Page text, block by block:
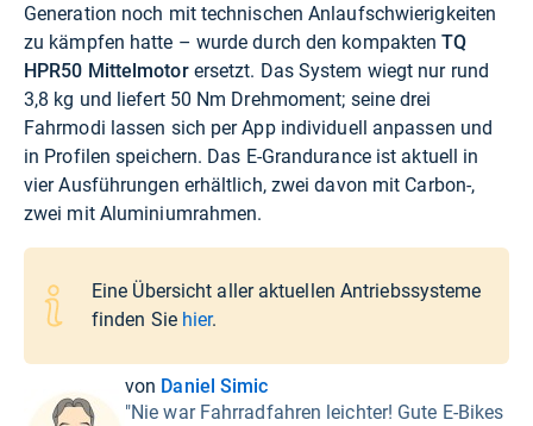
Generation noch mit technischen Anlaufschwierigkeiten
zu kämpfen hatte – wurde durch den kompaktenTQ
HPR50 Mittelmotorersetzt. Das System wiegt nur rund
3,8 kg und liefert 50 Nm Drehmoment; seine drei
Fahrmodi lassen sich per App individuell anpassen und
in Profilen speichern. Das E-Grandurance ist aktuell in
vier Ausführungen erhältlich, zwei davon mit Carbon-,
zwei mit Aluminiumrahmen.
Eine Übersicht aller aktuellen Antriebssysteme
finden Sie hier.
von Daniel Simic
"Nie war Fahrradfahren leichter! Gute E-Bikes